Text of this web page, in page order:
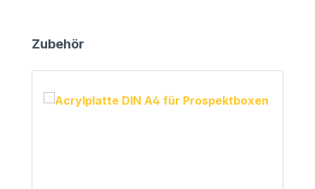
Produktgalerie überspringen
Zubehör